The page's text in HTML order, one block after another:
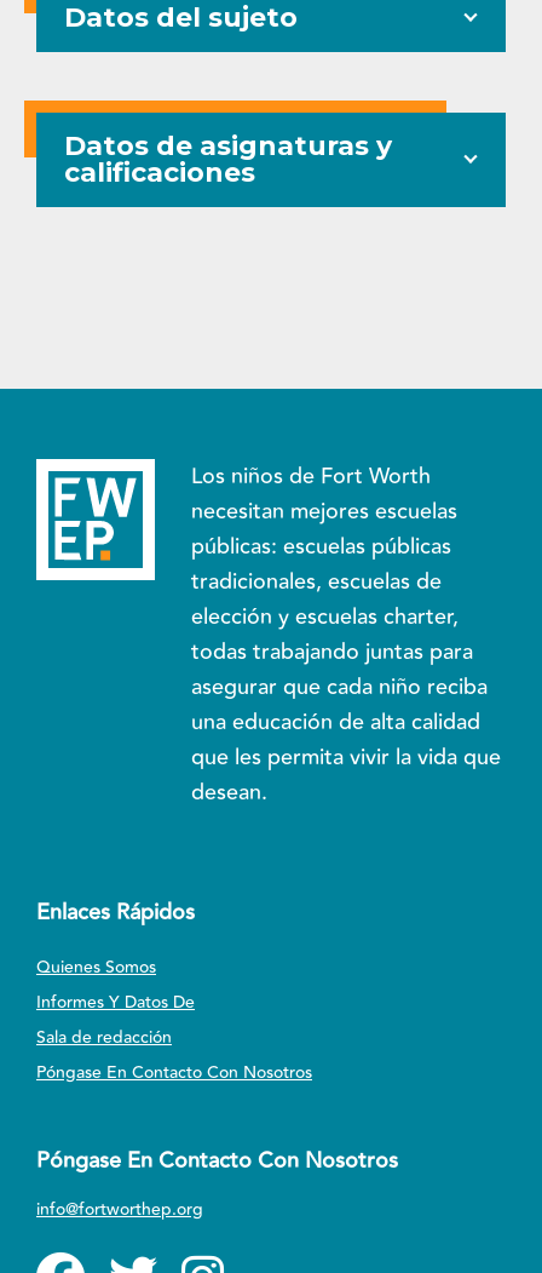
Datos del sujeto
Datos de asignaturas y
calificaciones
Los niños de Fort Worth
necesitan mejores escuelas
públicas: escuelas públicas
tradicionales, escuelas de
elección y escuelas charter,
todas trabajando juntas para
asegurar que cada niño reciba
una educación de alta calidad
que les permita vivir la vida que
desean.
Enlaces Rápidos
Quienes Somos
Informes Y Datos De
Sala de redacción
Póngase En Contacto Con Nosotros
Póngase En Contacto Con Nosotros
info@fortworthep.org